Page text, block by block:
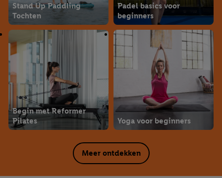
Stand Up Paddling
Tochten
Padel basics voor
beginners
Begin met Reformer
Pilates
Yoga voor beginners
Meer ontdekken